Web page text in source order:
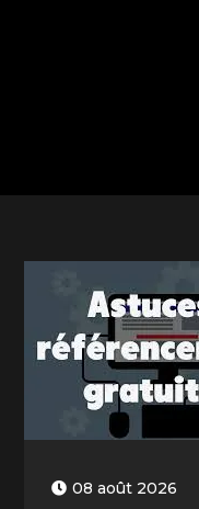
08 août 2026